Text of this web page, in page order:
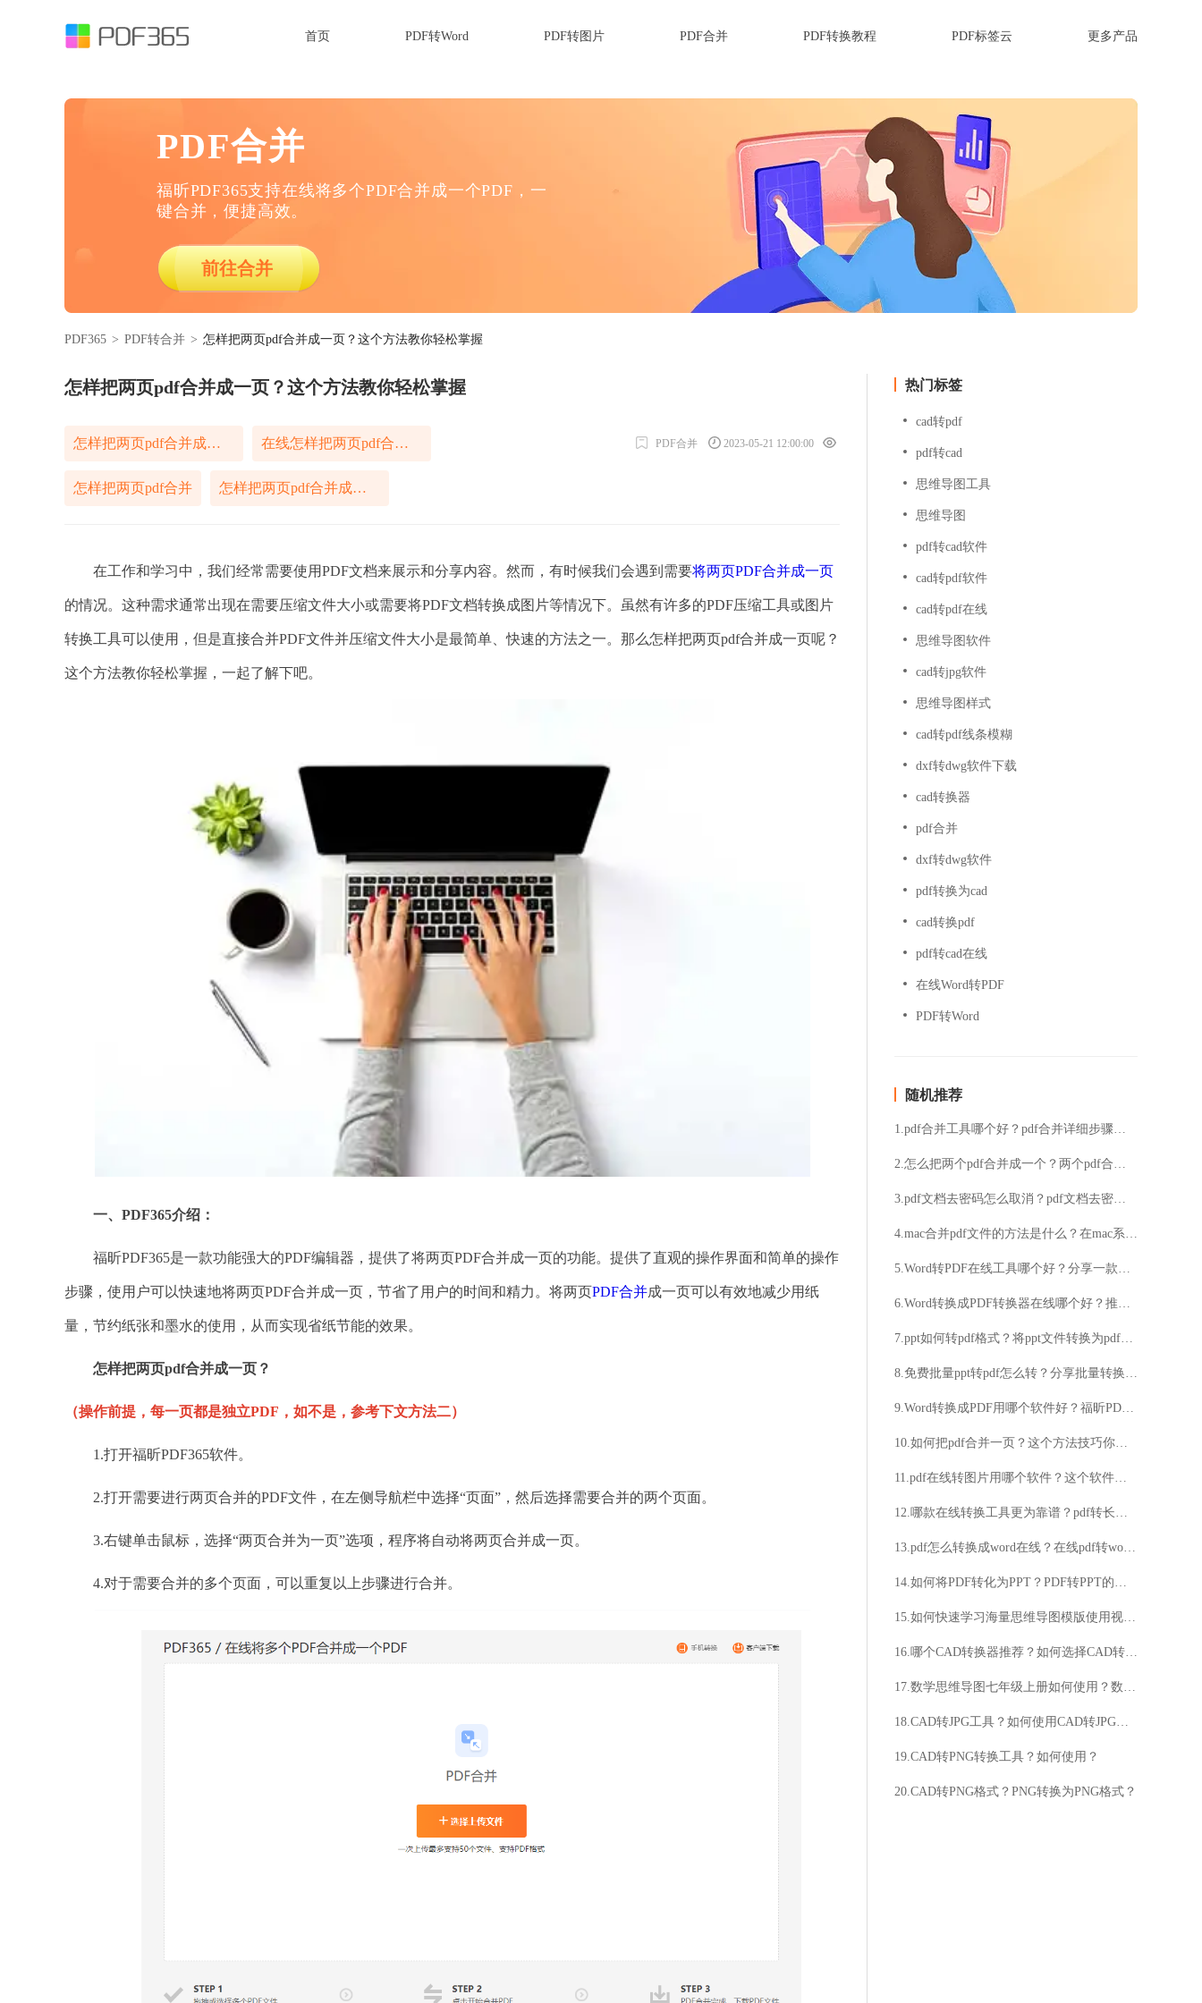
首页 PDF转Word PDF转图片 PDF合并 PDF转换教程 PDF标签云 更多产品
PDF合并
福昕PDF365支持在线将多个PDF合并成一个PDF，一
键合并，便捷高效。
前往合并
PDF365 > PDF转合并 > 怎样把两页pdf合并成一页？这个方法教你轻松掌握
怎样把两页pdf合并成一页？这个方法教你轻松掌握
怎样把两页pdf合并成一页 在线怎样把两页pdf合并成一页
怎样把两页pdf合并 怎样把两页pdf合并成一页pdf
PDF合并 2023-05-21 12:00:00
在工作和学习中，我们经常需要使用PDF文档来展示和分享内容。然而，有时候我们会遇到需要将两页PDF合并成一页
的情况。这种需求通常出现在需要压缩文件大小或需要将PDF文档转换成图片等情况下。虽然有许多的PDF压缩工具或图片
转换工具可以使用，但是直接合并PDF文件并压缩文件大小是最简单、快速的方法之一。那么怎样把两页pdf合并成一页呢？
这个方法教你轻松掌握，一起了解下吧。
一、PDF365介绍：
福昕PDF365是一款功能强大的PDF编辑器，提供了将两页PDF合并成一页的功能。提供了直观的操作界面和简单的操作
步骤，使用户可以快速地将两页PDF合并成一页，节省了用户的时间和精力。将两页PDF合并成一页可以有效地减少用纸
量，节约纸张和墨水的使用，从而实现省纸节能的效果。
怎样把两页pdf合并成一页？
（操作前提，每一页都是独立PDF，如不是，参考下文方法二）
1.打开福昕PDF365软件。
2.打开需要进行两页合并的PDF文件，在左侧导航栏中选择“页面”，然后选择需要合并的两个页面。
3.右键单击鼠标，选择“两页合并为一页”选项，程序将自动将两页合并成一页。
4.对于需要合并的多个页面，可以重复以上步骤进行合并。
热门标签
cad转pdf
pdf转cad
思维导图工具
思维导图
pdf转cad软件
cad转pdf软件
cad转pdf在线
思维导图软件
cad转jpg软件
思维导图样式
cad转pdf线条模糊
dxf转dwg软件下载
cad转换器
pdf合并
dxf转dwg软件
pdf转换为cad
cad转换pdf
pdf转cad在线
在线Word转PDF
PDF转Word
随机推荐
1.pdf合并工具哪个好？pdf合并详细步骤分享
2.怎么把两个pdf合并成一个？两个pdf合并成一个的方法分享
3.pdf文档去密码怎么取消？pdf文档去密码方法教程讲解
4.mac合并pdf文件的方法是什么？在mac系统下载合并pdf文件的步骤
5.Word转PDF在线工具哪个好？分享一款实用的软件
6.Word转换成PDF转换器在线哪个好？推荐简单的转换工具
7.ppt如何转pdf格式？将ppt文件转换为pdf格式的具体操作步骤
8.免费批量ppt转pdf怎么转？分享批量转换的好方法
9.Word转换成PDF用哪个软件好？福昕PDF365Word转换成PDF方法分享
10.如何把pdf合并一页？这个方法技巧你一定要了解
11.pdf在线转图片用哪个软件？这个软件很实用
12.哪款在线转换工具更为靠谱？pdf转长图的方法是怎样的？
13.pdf怎么转换成word在线？在线pdf转word方法分享
14.如何将PDF转化为PPT？PDF转PPT的方法有哪些？
15.如何快速学习海量思维导图模版使用视频？如何提高思维导图模版的应用效果？
16.哪个CAD转换器推荐？如何选择CAD转换器？
17.数学思维导图七年级上册如何使用？数学思维导图七年级上册有哪些内容？
18.CAD转JPG工具？如何使用CAD转JPG工具？
19.CAD转PNG转换工具？如何使用？
20.CAD转PNG格式？PNG转换为PNG格式？